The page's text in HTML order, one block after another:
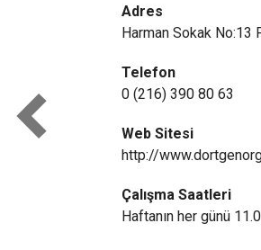
Adres
Harman Sokak No:13
Telefon
0 (216) 390 80 63
Web Sitesi
http://
Çalışma Saatleri
Haftanın her günü